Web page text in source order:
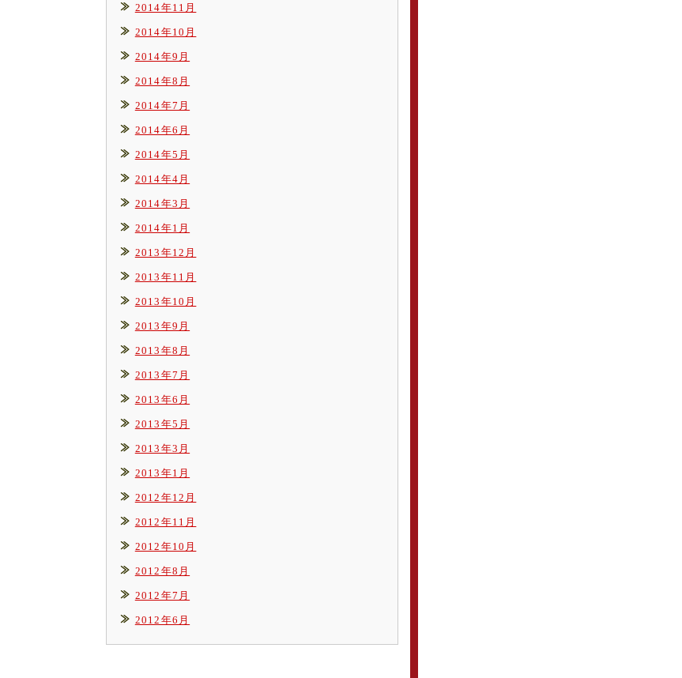
2014年11月
2014年10月
2014年9月
2014年8月
2014年7月
2014年6月
2014年5月
2014年4月
2014年3月
2014年1月
2013年12月
2013年11月
2013年10月
2013年9月
2013年8月
2013年7月
2013年6月
2013年5月
2013年3月
2013年1月
2012年12月
2012年11月
2012年10月
2012年8月
2012年7月
2012年6月